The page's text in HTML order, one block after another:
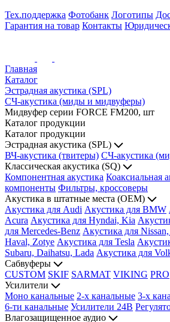
Тех.поддержка Фотобанк Логотипы
Гарантия на товар Контакты
Главная
Каталог
Эстрадная акустика (SPL)
СЧ-акустика (миды и мидвуферы)
Мидвуфер серии FORCE FM200, шт
Каталог продукции
Каталог продукции
Эстрадная акустика (SPL)
ВЧ-акустика (твитеры) СЧ-акустика
Классическая акустика (SQ)
Компонентная акустика Коаксиальная
компоненты Фильтры, кроссоверы
Акустика в штатные места (OEM)
Акустика для Audi Акустика для BMW
Acura Акустика для Hyndai, Kia
для Mercedes-Benz Акустика для
Haval, Zotye Акустика для Tesla
Subaru, Daihatsu, Lada Акустика для
Сабвуферы
CUSTOM SKIF SARMAT VIKING PRO
Усилители
Моно канальные 2-х канальные 3-х
6-ти канальные Усилители 24В
Влагозащищенное аудио